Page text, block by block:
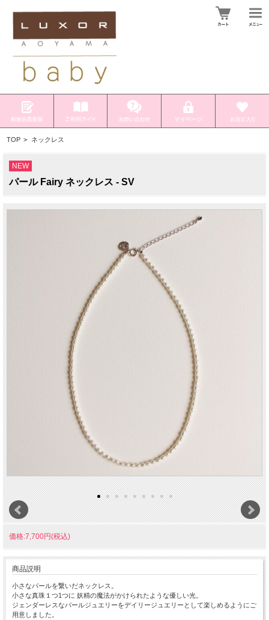
TOP > ネックレス
NEW
パール Fairy ネックレス - SV
価格:7,700円(税込)
商品説明
小さなパールを繋いだネックレス。
小さな真珠１つ1つに 妖精の魔法がかけられたような優しい光。
ジェンダーレスなパールジュエリーをデイリージュエリーとして楽しめるようにご
用意しました。